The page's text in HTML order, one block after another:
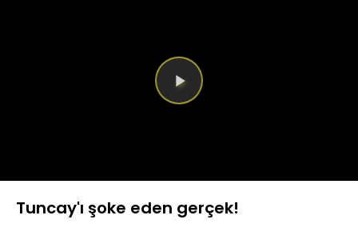
Videoyu
Tuncay'ı şoke eden gerçek!